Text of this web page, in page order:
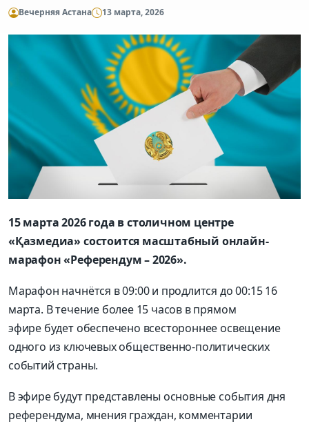
Вечерняя Астана 13 марта, 2026
15 марта 2026 года в столичном центре
«Қазмедиа» состоится масштабный онлайн-
марафон «Референдум – 2026».
Марафон начнётся в 09:00 и продлится до 00:15 16
марта. В течение более 15 часов в прямом
эфире будет обеспечено всестороннее освещение
одного из ключевых общественно-политических
событий страны.
В эфире будут представлены основные события дня
референдума, мнения граждан, комментарии